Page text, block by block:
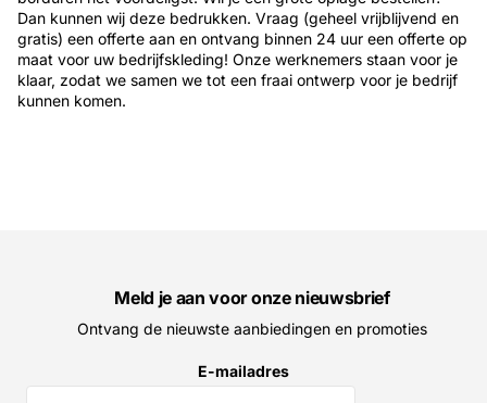
Dan kunnen wij deze bedrukken. Vraag (geheel vrijblijvend en
gratis) een offerte aan en ontvang binnen 24 uur een offerte op
maat voor uw bedrijfskleding! Onze werknemers staan voor je
klaar, zodat we samen we tot een fraai ontwerp voor je bedrijf
kunnen komen.
Meld je aan voor onze nieuwsbrief
Ontvang de nieuwste aanbiedingen en promoties
E-mailadres